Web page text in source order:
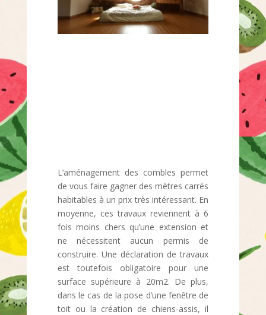
L’aménagement des combles permet
de vous faire gagner des mètres carrés
habitables à un prix très intéressant. En
moyenne, ces travaux reviennent à 6
fois moins chers qu’une extension et
ne nécessitent aucun permis de
construire. Une déclaration de travaux
est toutefois obligatoire pour une
surface supérieure à 20m2. De plus,
dans le cas de la pose d’une fenêtre de
toit ou la création de chiens-assis, il